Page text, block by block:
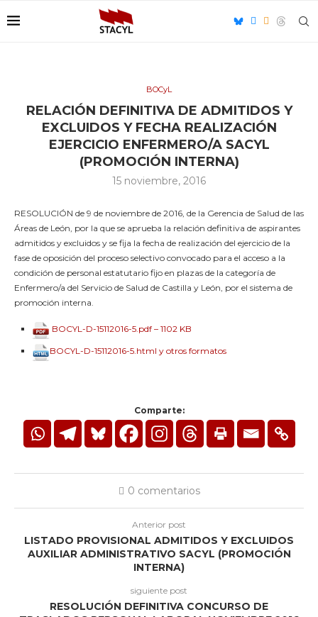
BOCyL
RELACIÓN DEFINITIVA DE ADMITIDOS Y
EXCLUIDOS Y FECHA REALIZACIÓN
EJERCICIO ENFERMERO/A SACYL
(PROMOCIÓN INTERNA)
15 noviembre, 2016
RESOLUCIÓN de 9 de noviembre de 2016, de la Gerencia de Salud de las
Áreas de León, por la que se aprueba la relación definitiva de aspirantes
admitidos y excluidos y se fija la fecha de realización del ejercicio de la
fase de oposición del proceso selectivo convocado para el acceso a la
condición de personal estatutario fijo en plazas de la categoría de
Enfermero/a del Servicio de Salud de Castilla y León, por el sistema de
promoción interna.
BOCYL-D-15112016-5.pdf – 1102 KB
BOCYL-D-15112016-5.html y otros formatos
Comparte:
0 comentarios
Anterior post
LISTADO PROVISIONAL ADMITIDOS Y EXCLUIDOS
AUXILIAR ADMINISTRATIVO SACYL (PROMOCIÓN
INTERNA)
siguiente post
RESOLUCIÓN DEFINITIVA CONCURSO DE